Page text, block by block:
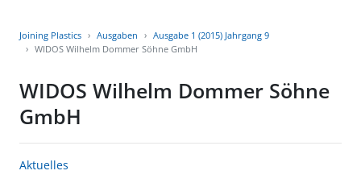
Joining Plastics Ausgaben
Ausgabe 1 (2015) Jahrgang 9
WIDOS Wilhelm Dommer Söhne GmbH
WIDOS Wilhelm Dommer Söhne
GmbH
Aktuelles